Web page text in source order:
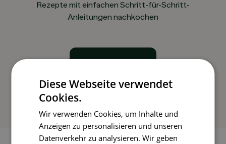
Rezepte mit einfachen Schritt-für-Schritt-
Anleitungen nachkochen
Diese Webseite verwendet
Cookies.
Wir verwenden Cookies, um Inhalte und
Anzeigen zu personalisieren und unseren
Datenverkehr zu analysieren. Wir geben